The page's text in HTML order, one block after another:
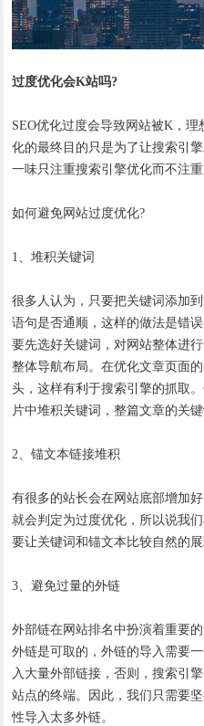
过度优化会K站吗?
SEO优化过度会导致网站被K，
化的最终目的只是为了让搜索引
一味只注重搜索引擎优化而不注
如何避免网站过度优化?
1、堆积关键词
很多人认为，只要把关键词添加
语句是否通顺，这样的做法是错
要先选好关键词，对网站整体进
整体导航布局。在优化文章页面
头，这样有利于搜索引擎的抓取
片中堆积关键词，整篇文章的关
2、锚文本链接堆积
有很多的站长会在网站底部增加
就会判定为过度优化，所以说我
要让关键词和锚文本比较自然的展
3、避免过量的外链
外部链在网站排名中扮演着重要
外链是可取的，外链的导入需要
入大量外部链接，否则，搜索引
站点的终端。因此，我们只需要
性导入太多外链。